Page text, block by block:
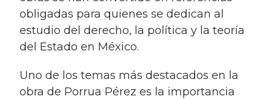
obligadas para quienes se dedican al
estudio del derecho, la política y la teoría
del Estado en México.
Uno de los temas más destacados en la
obra de Porrua Pérez es la importancia